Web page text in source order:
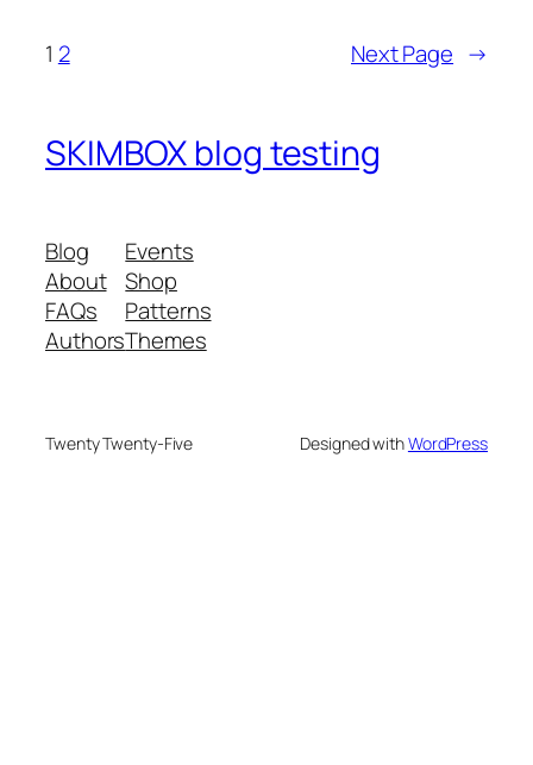
1 2 Next Page →
SKIMBOX blog testing
Blog
About
FAQs
Authors
Events
Shop
Patterns
Themes
Twenty Twenty-Five Designed withWordPress